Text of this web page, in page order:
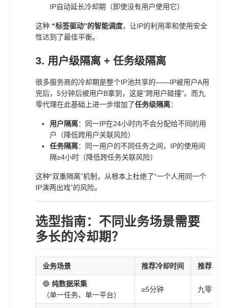
IP自动延长冷却期（即使没有用户使用它）
这种 “标签驱动”的智能调度，让IP的利用率和使用安全
性达到了最佳平衡。
3. 用户级隔离 + 任务级隔离
很多服务商的冷却期是整个IP池共享的——IP被用户A用
完后，5分钟后被用户B拿到，这是“跨用户碰撞”。而九
零代理在此基础上进一步增加了任务级隔离：
用户隔离：同一IP在24小时内不会分配给不同的用
户（降低跨用户关联风险）
任务隔离：同一用户的不同任务之间，IP的使用间
隔≥4小时（降低跨任务关联风险）
这种“双重隔离”机制，从根本上杜绝了“一个人用同一个
IP演两出戏”的风险。
选型指南：不同业务场景需要
多长的冷却期？
业务场景 推荐冷却时间 推荐方案
🔵 纯数据采集
（单一任务、单一平台）
≥5分钟 九零代